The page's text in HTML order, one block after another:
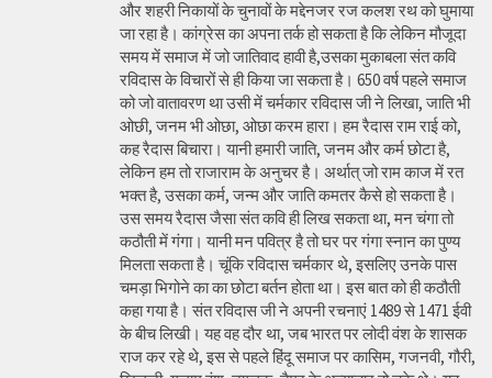
और शहरी निकायों के चुनावों के मद्देनजर रज कलश रथ को घुमाया
जा रहा है। कांग्रेस का अपना तर्क हो सकता है कि लेकिन मौजूदा
समय में समाज में जो जातिवाद हावी है,उसका मुकाबला संत कवि
रविदास के विचारों से ही किया जा सकता है। 650 वर्ष पहले समाज
को जो वातावरण था उसी में चर्मकार रविदास जी ने लिखा, जाति भी
ओछी, जनम भी ओछा, ओछा करम हारा। हम रैदास राम राई को,
कह रैदास बिचारा। यानी हमारी जाति, जनम और कर्म छोटा है,
लेकिन हम तो राजाराम के अनुचर है। अर्थात् जो राम काज में रत
भक्त है, उसका कर्म, जन्म और जाति कमतर कैसे हो सकता है।
उस समय रैदास जैसा संत कवि ही लिख सकता था, मन चंगा तो
कठौती में गंगा। यानी मन पवित्र है तो घर पर गंगा स्नान का पुण्य
मिलता सकता है। चूंकि रविदास चर्मकार थे, इसलिए उनके पास
चमड़ा भिगोने का का छोटा बर्तन होता था। इस बात को ही कठौती
कहा गया है। संत रविदास जी ने अपनी रचनाएं 1489 से 1471 ईवी
के बीच लिखी। यह वह दौर था, जब भारत पर लोदी वंश के शासक
राज कर रहे थे, इस से पहले हिंदू समाज पर कासिम, गजनवी, गौरी,